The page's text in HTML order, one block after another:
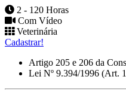
2 - 120 Horas
Com Vídeo
Veterinária
Cadastrar!
Artigo 205 e 206 da
Lei Nº 9.394/1996 (Art.